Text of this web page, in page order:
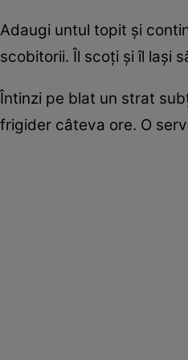
Adaugi untul topit şi
scobitorii. Îl scoţi şi îl laşi
Întinzi pe blat un strat
frigider câteva ore. O